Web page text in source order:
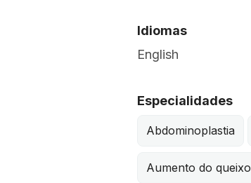
Idiomas
English
Especialidades
Abdominoplastia
Aumento do queixo